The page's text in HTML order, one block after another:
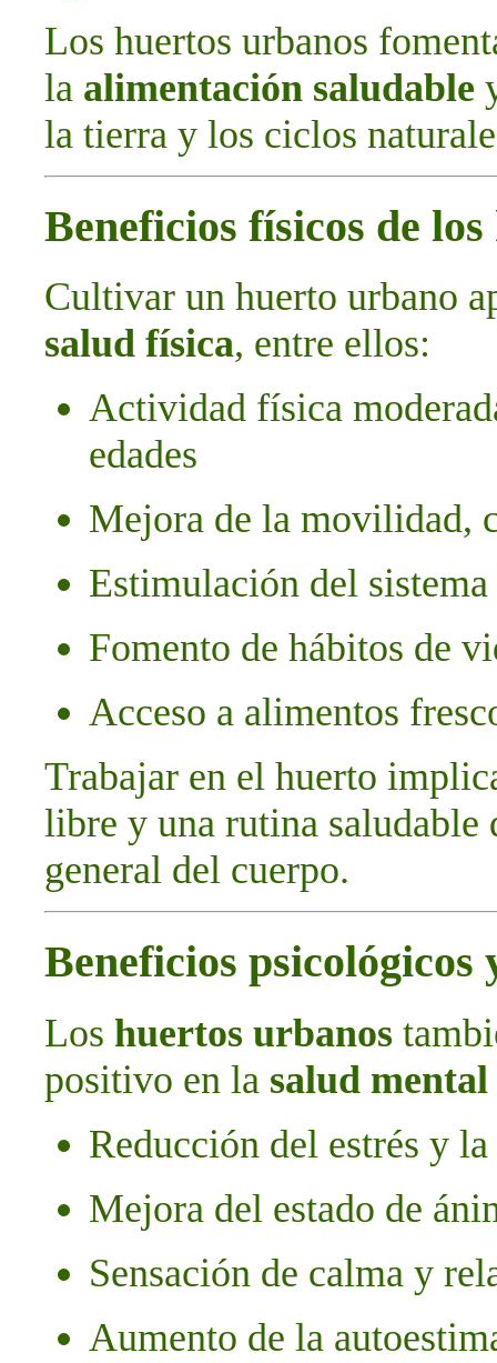
Los huertos urbanos
la alimentación saludable
la tierra y los ciclos
Beneficios físicos de
Cultivar un huerto urbano
salud física, entre ellos:
Actividad física
edades
Mejora de la movilidad,
Estimulación del
Fomento de hábitos de
Acceso a alimentos
Trabajar en el huerto
libre y una rutina saludable
general del cuerpo.
Beneficios psicológicos
Los huertos urbanos
positivo en la salud
Reducción del estrés y la
Mejora del estado de
Sensación de calma y
Aumento de la